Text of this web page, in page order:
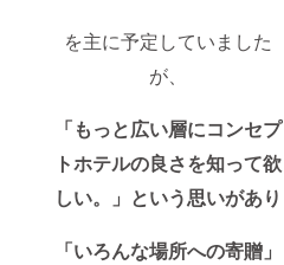
を主に予定していました
が、
「もっと広い層にコンセプ
トホテルの良さを知って欲
しい。」という思いがあり
「いろんな場所への寄贈」